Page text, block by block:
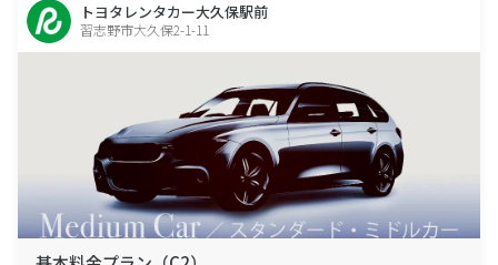
トヨタレンタカー大久保駅前
習志野市大久保2-1-11